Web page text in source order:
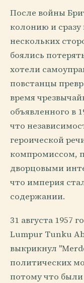
После войны
колонию и сразу
нескольких
боялись
хотели
повстанцы
время
объявленного в
что
героической
компромиссом,
дворцовыми
что империя
содержании.
31 августа 1957
Lumpur Tunku
выкрикнул
политических
потому что